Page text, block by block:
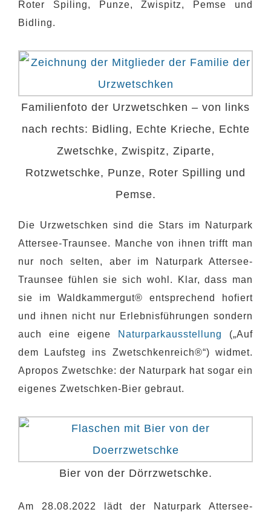
Roter Spiling, Punze, Zwispitz, Pemse und
Bidling.
Familienfoto der Urzwetschken – von links
nach rechts: Bidling, Echte Krieche, Echte
Zwetschke, Zwispitz, Ziparte,
Rotzwetschke, Punze, Roter Spilling und
Pemse.
Die Urzwetschken sind die Stars im Naturpark
Attersee-Traunsee. Manche von ihnen trifft man
nur noch selten, aber im Naturpark Attersee-
Traunsee fühlen sie sich wohl. Klar, dass man
sie im Waldkammergut® entsprechend hofiert
und ihnen nicht nur Erlebnisführungen sondern
auch eine eigene
Naturparkausstellung
(„Auf
dem Laufsteg ins Zwetschkenreich®“) widmet.
Apropos Zwetschke: der Naturpark hat sogar ein
eigenes Zwetschken-Bier gebraut.
Bier von der Dörrzwetschke.
Am 28.08.2022 lädt der Naturpark Attersee-